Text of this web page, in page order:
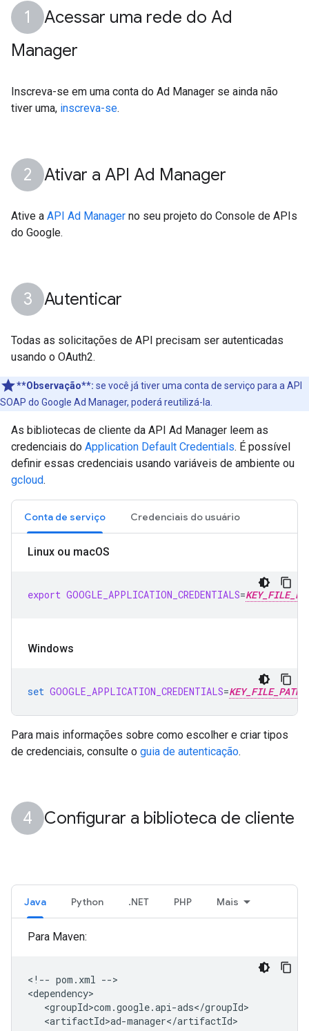
Acessar uma rede do Ad
Manager
Inscreva-se em uma conta do Ad Manager se ainda não
tiver uma, inscreva-se.
Ativar a API Ad Manager
Ative a API Ad Manager no seu projeto do Console de APIs
do Google.
Autenticar
Todas as solicitações de API precisam ser autenticadas
usando o OAuth2.
**Observação**: se você já tiver uma conta de serviço para a API
SOAP do Google Ad Manager, poderá reutilizá-la.
As bibliotecas de cliente da API Ad Manager leem as
credenciais do Application Default Credentials. É possível
definir essas credenciais usando variáveis de ambiente ou
gcloud.
Conta de serviço Credenciais do usuário
Linux ou macOS
export GOOGLE_APPLICATION_CREDENTIALS=
Windows
set GOOGLE_APPLICATION_CREDENTIALS=KEY_FILE_PATH
Para mais informações sobre como escolher e criar tipos
de credenciais, consulte o guia de autenticação.
Configurar a biblioteca de cliente
Java Python .NET PHP Mais
Para Maven:
<!-- pom.xml -->